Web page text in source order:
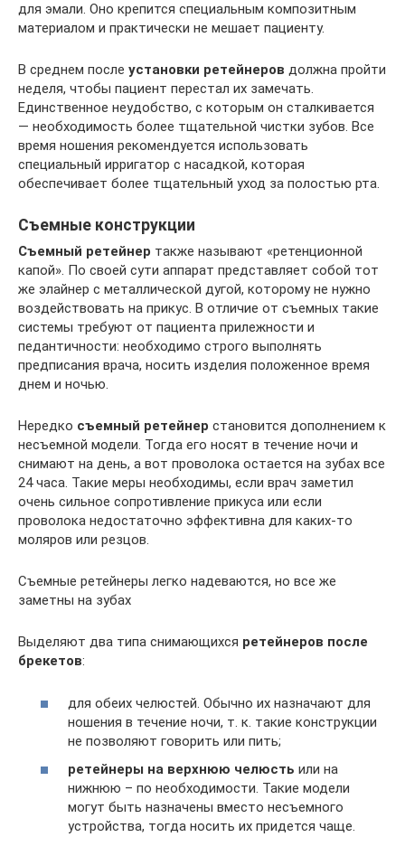
для эмали. Оно крепится специальным композитным
материалом и практически не мешает пациенту.
В среднем после установки ретейнеров должна пройти
неделя, чтобы пациент перестал их замечать.
Единственное неудобство, с которым он сталкивается
— необходимость более тщательной чистки зубов. Все
время ношения рекомендуется использовать
специальный ирригатор с насадкой, которая
обеспечивает более тщательный уход за полостью рта.
Съемные конструкции
Съемный ретейнер также называют «ретенционной
капой». По своей сути аппарат представляет собой тот
же элайнер с металлической дугой, которому не нужно
воздействовать на прикус. В отличие от съемных такие
системы требуют от пациента прилежности и
педантичности: необходимо строго выполнять
предписания врача, носить изделия положенное время
днем и ночью.
Нередко съемный ретейнер становится дополнением к
несъемной модели. Тогда его носят в течение ночи и
снимают на день, а вот проволока остается на зубах все
24 часа. Такие меры необходимы, если врач заметил
очень сильное сопротивление прикуса или если
проволока недостаточно эффективна для каких-то
моляров или резцов.
Съемные ретейнеры легко надеваются, но все же
заметны на зубах
Выделяют два типа снимающихся ретейнеров после
брекетов:
для обеих челюстей. Обычно их назначают для
ношения в течение ночи, т. к. такие конструкции
не позволяют говорить или пить;
ретейнеры на верхнюю челюсть или на
нижнюю – по необходимости. Такие модели
могут быть назначены вместо несъемного
устройства, тогда носить их придется чаще.